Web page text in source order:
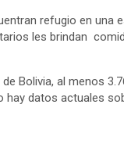
refugio en una
les brindan
Bolivia, al menos
datos actuales